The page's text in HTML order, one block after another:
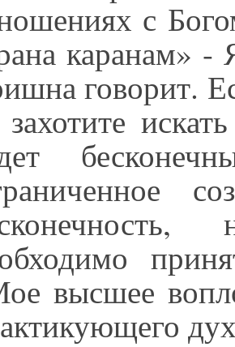
с
каранам» -
говорит.
высшее